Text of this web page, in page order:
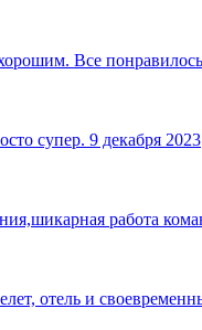
Все
супер. 9 декабря 2023
работа
отель и